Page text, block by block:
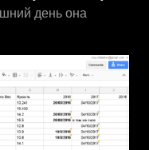
день она